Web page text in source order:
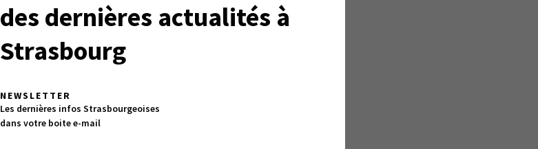
des dernières actualités à
Strasbourg
NEWSLETTER
Les dernières infos Strasbourgeoises
dans votre boite e-mail